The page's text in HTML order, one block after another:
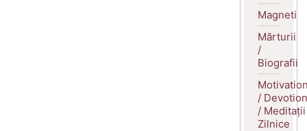
Magneti
Mărturii
/
Biografii
/
/ Meditații
Zilnice